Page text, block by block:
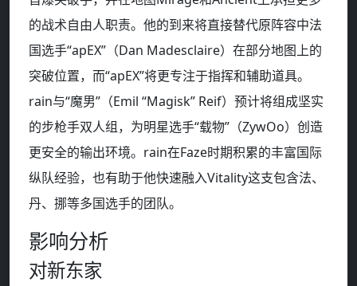
的战术自由人职责。他的到来将直接替代原阵容中法
国选手“apEX”（Dan Madesclaire）在部分地图上的
突破位置，而“apEX”将更专注于指挥和辅助道具。
rain与“魔男”（Emil “Magisk” Reif）预计将组成坚实
的步枪手双人组，为明星选手“载物”（ZywOo）创造
更安全的输出环境。rain在Faze时期积累的丰富国际
纵队经验，也有助于他快速融入Vitality这支包含法、
丹、挪等多国选手的团队。
影响分析
对新东家